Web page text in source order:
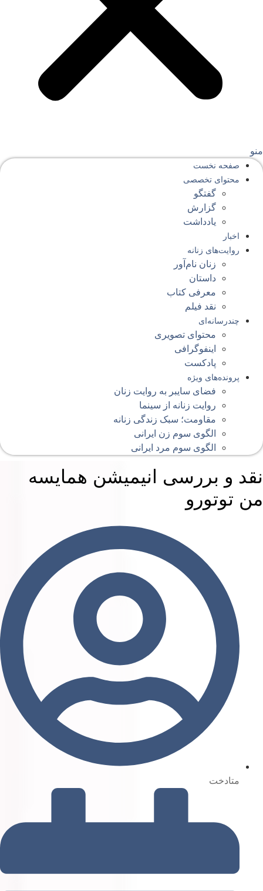
صفحه‌ نخست
محتوای‌ تخصصی
گفتگو
گزارش
یادداشت
اخبار
روایت‌های زنانه
زنان نام‌آور
داستان
معرفی کتاب
نقد فیلم
چندرسانه‌ای
محتوای تصویری
اینفوگرافی
پادکست
پرونده‌های ویژه
فضای سایبر به روایت زنان
روایت زنانه از سینما
مقاومت؛ سبک زندگی زنانه
الگوی سوم زن ایرانی
الگوی سوم مرد ایرانی
و بررسی انیمیشن همایسه
توتورو
متادخت